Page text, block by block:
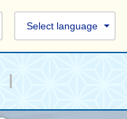
Select language